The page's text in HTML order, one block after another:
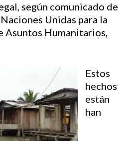
según comunicado de
Unidas para la
Asuntos Humanitarios,
Estos
hechos
están
han